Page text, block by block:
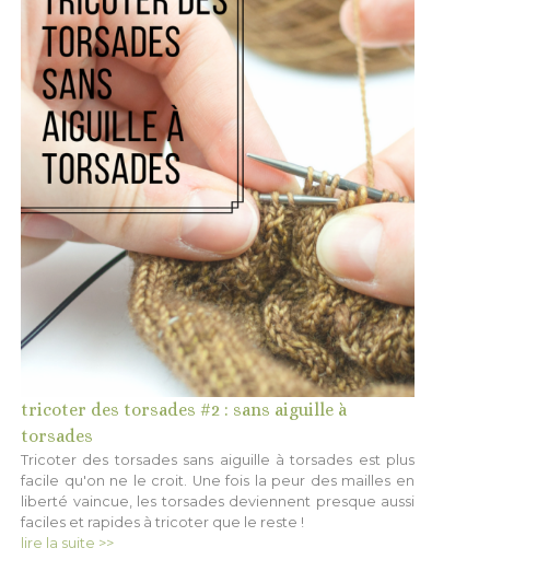
tricoter des torsades #2 : sans aiguille à
torsades
Tricoter des torsades sans aiguille à torsades est plus
facile qu'on ne le croit. Une fois la peur des mailles en
liberté vaincue, les torsades deviennent presque aussi
faciles et rapides à tricoter que le reste !
lire la suite >>